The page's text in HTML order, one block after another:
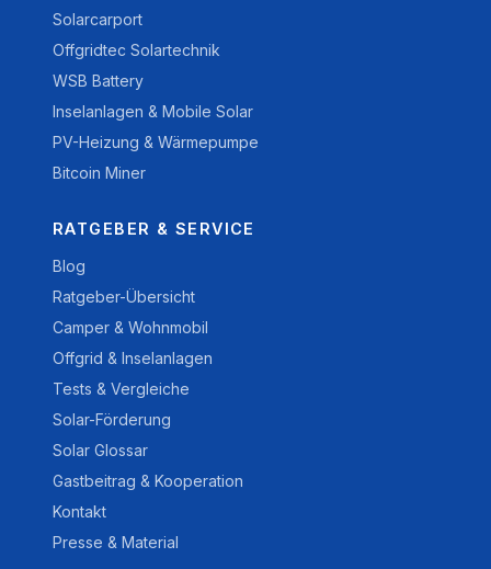
Solarcarport
Offgridtec Solartechnik
WSB Battery
Inselanlagen & Mobile Solar
PV-Heizung & Wärmepumpe
Bitcoin Miner
RATGEBER & SERVICE
Blog
Ratgeber-Übersicht
Camper & Wohnmobil
Offgrid & Inselanlagen
Tests & Vergleiche
Solar-Förderung
Solar Glossar
Gastbeitrag & Kooperation
Kontakt
Presse & Material